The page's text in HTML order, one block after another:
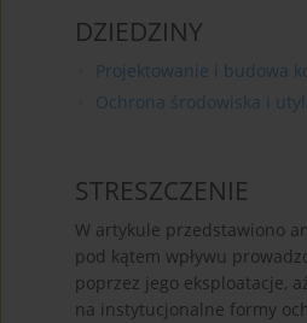
DZIEDZINY
Projektowanie i budowa
Ochrona środowiska i
STRESZCZENIE
W artykule przedstawiono
pod kątem wpływu
poprzez jego eksploatacje,
na instytucjonalne formy